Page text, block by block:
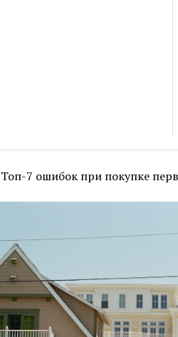
Топ-7 ошибок при покупке